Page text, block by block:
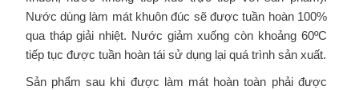
Nước dùng làm mát khuôn đúc sẽ được tuần hoàn 100%
qua tháp giải nhiệt. Nước giảm xuống còn khoảng 60ºC
tiếp tục được tuần hoàn tái sử dụng lại quá trình sản xuất.
Sản phẩm sau khi được làm mát hoàn toàn phải được